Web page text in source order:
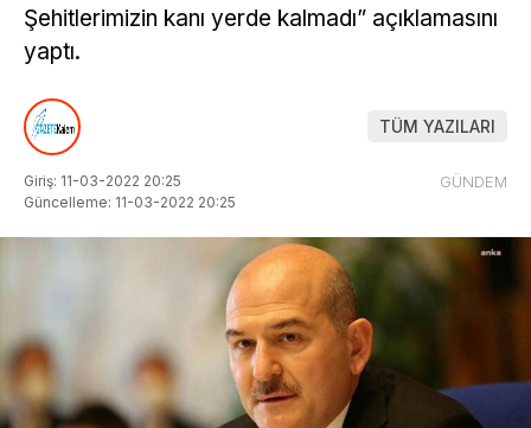
Şehitlerimizin kanı yerde kalmadı” açıklamasını
yaptı.
TÜM YAZILARI
Giriş: 11-03-2022 20:25
Güncelleme: 11-03-2022 20:25
GÜNDEM